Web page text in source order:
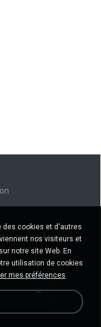
personnelles
personnelles
des cookies et d'autres
nos visiteurs et
notre site Web. En
utilisation de cookies
mes préférences